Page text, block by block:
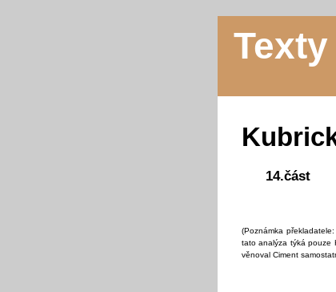
Texty
14.část
(Poznámka
tato analýza týká pouze
věnoval Ciment